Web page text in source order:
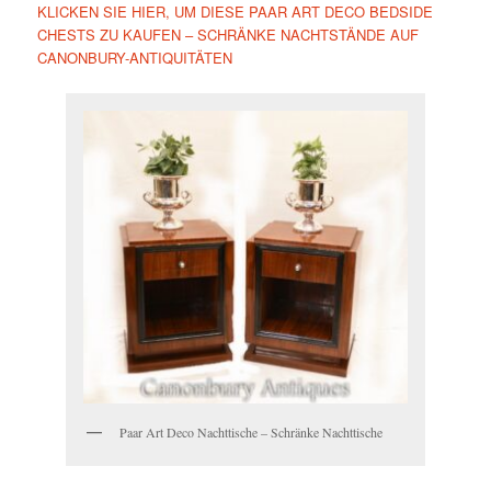
KLICKEN SIE HIER, UM DIESE PAAR ART DECO BEDSIDE
CHESTS ZU KAUFEN – SCHRÄNKE NACHTSTÄNDE AUF
CANONBURY-ANTIQUITÄTEN
Paar Art Deco Nachttische – Schränke Nachttische